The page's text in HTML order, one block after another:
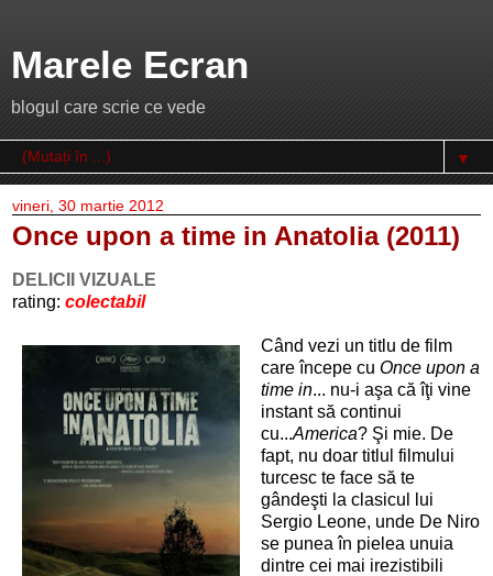
Marele Ecran
blogul care scrie ce vede
▼
vineri, 30 martie 2012
Once upon a time in Anatolia (2011)
DELICII VIZUALE
rating: colectabil
Când vezi un titlu de film
care începe cu Once upon a
time in... nu-i aşa că îţi vine
instant să continui
cu...America? Şi mie. De
fapt, nu doar titlul filmului
turcesc te face să te
gândeşti la clasicul lui
Sergio Leone, unde De Niro
se punea în pielea unuia
dintre cei mai irezistibili